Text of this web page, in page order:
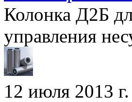
Колонка Д2Б
управления
12 июля 2013 г.